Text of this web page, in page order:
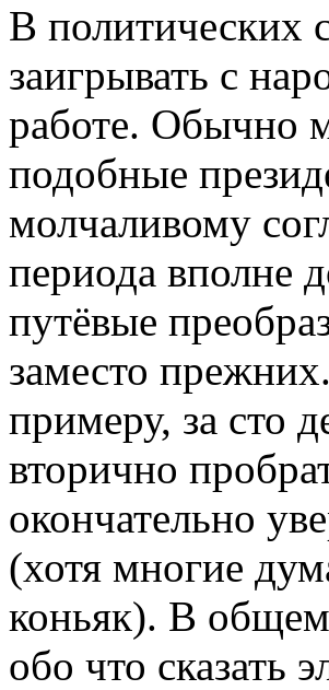
В политических
заигрывать с
работе. Обычно
подобные
молчаливому
периода вполне
путёвые
заместо
примеру, за сто
вторично
окончательно
(хотя многие
коньяк). В
обо что сказать